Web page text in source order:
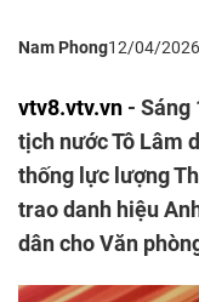
Nam Phong12/04/
vtv8.vtv.vn - Sáng
tịch nước Tô Lâm
thống lực lượng
trao danh hiệu
dân cho Văn